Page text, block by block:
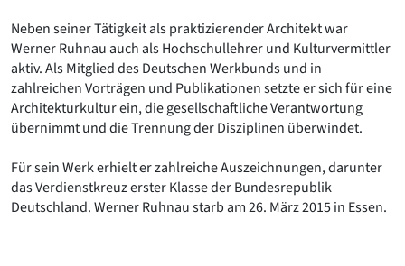
Neben seiner Tätigkeit als praktizierender Architekt war
Werner Ruhnau auch als Hochschullehrer und Kulturvermittler
aktiv. Als Mitglied des Deutschen Werkbunds und in
zahlreichen Vorträgen und Publikationen setzte er sich für eine
Architekturkultur ein, die gesellschaftliche Verantwortung
übernimmt und die Trennung der Disziplinen überwindet.
Für sein Werk erhielt er zahlreiche Auszeichnungen, darunter
das Verdienstkreuz erster Klasse der Bundesrepublik
Deutschland. Werner Ruhnau starb am 26. März 2015 in Essen.